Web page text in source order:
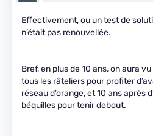
Effectivement, ou un test de
n’était pas renouvellée.
Bref, en plus de 10 ans, on aura
tous les râteliers pour profiter
réseau d’orange, et 10 ans après
béquilles pour tenir debout.